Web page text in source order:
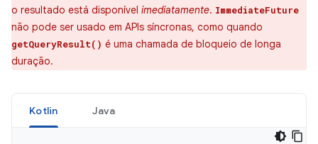
o resultado está disponível imediatamente. ImmediateFuture
não pode ser usado em APIs síncronas, como quando
getQueryResult() é uma chamada de bloqueio de longa
duração.
Kotlin Java